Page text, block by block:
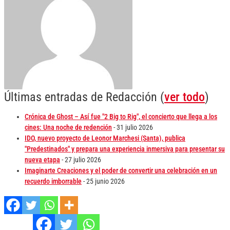
Últimas entradas de Redacción (ver todo)
Crónica de Ghost – Así fue "2 Big to Rig", el concierto que llega a los
cines: Una noche de redención - 31 julio 2026
IDO, nuevo proyecto de Leonor Marchesi (Santa), publica
"Predestinados" y prepara una experiencia inmersiva para presentar su
nueva etapa - 27 julio 2026
Imaginarte Creaciones y el poder de convertir una celebración en un
recuerdo imborrable- 25 junio 2026